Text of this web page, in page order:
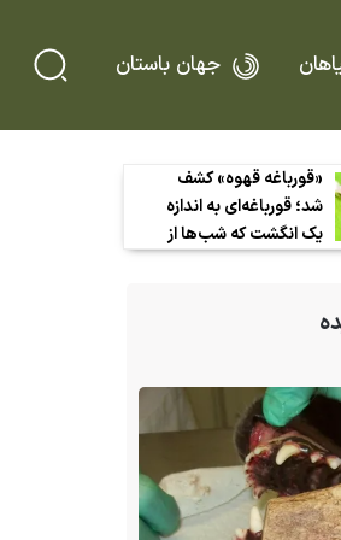
جهان باستان
«قورباغه قهوه» کشف
شد؛ قورباغه‌ای به اندازه
یک انگشت که شب‌ها از